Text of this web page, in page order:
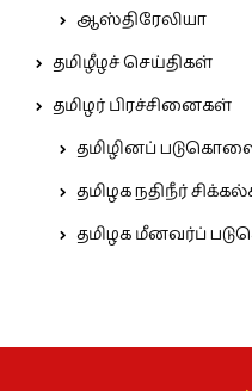
ஆஸ்திரேலியா
தமிழீழச் செய்திகள்
தமிழர் பிரச்சினைகள்
தமிழினப்
தமிழக நதிநீர்
தமிழக மீனவர்ப்